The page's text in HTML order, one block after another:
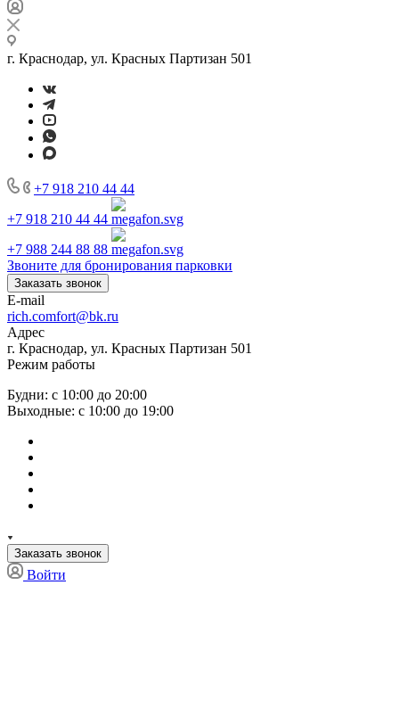
г. Краснодар, ул. Красных Партизан 501
+7 918 210 44 44
+7 918 210 44 44
+7 988 244 88 88
Звоните для бронирования парковки
Заказать звонок
E-mail
rich.comfort@bk.ru
Адрес
г. Краснодар, ул. Красных Партизан 501
Режим работы
Будни: с 10:00 до 20:00
Выходные: с 10:00 до 19:00
Заказать звонок
Войти